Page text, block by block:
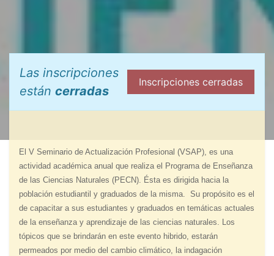
Las inscripciones
están cerradas
Inscripciones cerradas
El V Seminario de Actualización Profesional (VSAP), es una
actividad académica anual que realiza el Programa de Enseñanza
de las Ciencias Naturales (PECN). Ésta es dirigida hacia la
población estudiantil y graduados de la misma. Su propósito es el
de capacitar a sus estudiantes y graduados en temáticas actuales
de la enseñanza y aprendizaje de las ciencias naturales. Los
tópicos que se brindarán en este evento hibrido, estarán
permeados por medio del cambio climático, la indagación